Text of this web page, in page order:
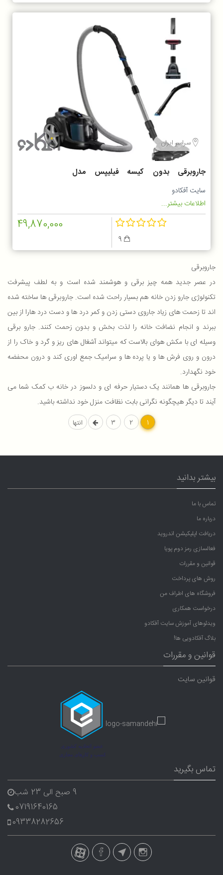
سراسر ایران
جاروبرقی بدون کیسه فیلیپس مدل
fc9747
سایت آفکادو
اطلاعات بیشتر...
9
49,870,000
جاروبرقی
در عصر جدید همه چیز برقی و هوشمند شده است و به لطف پیشرفت
تکنولوژی جارو زدن خانه هم بسیار راحت شده است. جاروبرقی ها ساخته شده
اند تا زحمت های زیاد جاروی دستی زدن و کمر درد ها و دست درد هارا از بین
ببرند و انجام نضافت خانه را لذت بخش و بدون زحمت کنند. جارو برقی
وسیله ای با مکش هوای بالاست که میتواند آشغال های ریز و گرد و خاک را از
درون و روی فرش ها و یا پرده ها و سرامیک جمع اوری کند و درون محفضه
خود نگهدارد.
جاروبرقی ها همانند یک دستیار حرفه ای و دلسوز در خانه ب کمک شما می
آیند تا دیگر هیچگونه نگرانی بابت نظافت منزل خود نداشته باشید.
2
3 انتها
بیشتر بدانید
تماس با ما
درباره ما
دریافت اپلیکیشن اندروید
فعالسازی رمز دوم پویا
قوانین و مقررات
روش های پرداخت
فروشگاه های اطراف من
درخواست همکاری
ویدئوهای آموزش سایت آفکادو
بلاگ آفکادویی ها!
قوانین و مقررات
قوانین سایت
تماس بگیرید
9 صبح الی 23 شب
07191640165
09338282656